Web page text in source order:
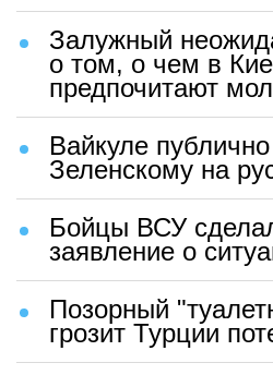
Залужный
о том, о чем в
предпочитают
Вайкуле
Зеленскому на
Бойцы ВСУ
заявление о
Позорный
грозит Турции